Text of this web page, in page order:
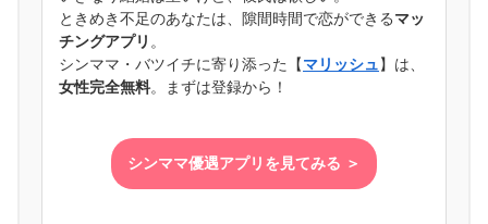
ときめき不足のあなたは、隙間時間で恋ができるマッ
チングアプリ 。
シンママ・バツイチに寄り添った【マリッシュ】は、
女性完全無料。まずは登録から！
シンママ優遇アプリを見てみる ＞